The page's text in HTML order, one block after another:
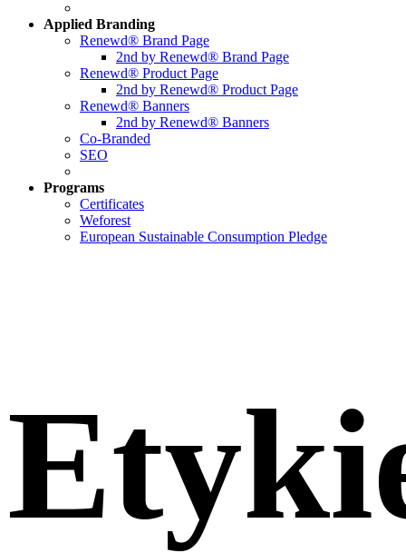
Applied Branding
Renewd® Brand Page
2nd by Renewd® Brand Page
Renewd® Product Page
2nd by Renewd® Product Page
Renewd® Banners
2nd by Renewd® Banners
Co-Branded
SEO
Programs
Certificates
Weforest
European Sustainable Consumption Pledge